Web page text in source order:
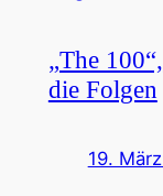
„The
die Folgen
19.